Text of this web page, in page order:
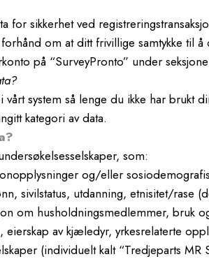
for sikkerhet ved
om at ditt frivillige samtykke til
på “SurveyPronto” under
system så lenge du ikke har brukt
kategori av data.
som:
og/eller
sivilstatus, utdanning, etnisitet/rase
om husholdningsmedlemmer, bruk
av kjæledyr, yrkesrelaterte
(individuelt kalt “Tredjeparts